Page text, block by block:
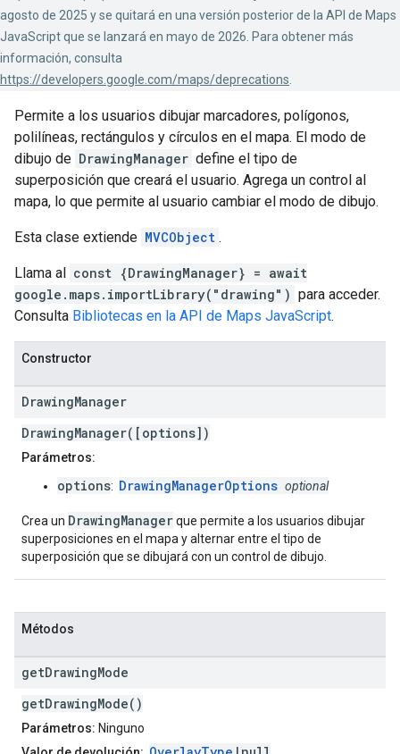
agosto de 2025 y se quitará en una versión posterior de la API de Maps
JavaScript que se lanzará en mayo de 2026. Para obtener más
información, consulta
https://developers.google.com/maps/deprecations
Permite a los usuarios dibujar marcadores, polígonos,
polilíneas, rectángulos y círculos en el mapa. El modo de
dibujo de DrawingManager define el tipo de
superposición que creará el usuario. Agrega un control al
mapa, lo que permite al usuario cambiar el modo de dibujo.
Esta clase extiende MVCObject .
Llama al const {DrawingManager} = await
google.maps.importLibrary("drawing") para acceder.
Consulta Bibliotecas en la API de Maps JavaScript.
Constructor
DrawingManager
DrawingManager([options])
Parámetros:
options: DrawingManagerOptions optional
Crea un DrawingManagerque permite a los usuarios dibujar
superposiciones en el mapa y alternar entre el tipo de
superposición que se dibujará con un control de dibujo.
Métodos
getDrawingMode
getDrawingMode()
Parámetros: Ninguno